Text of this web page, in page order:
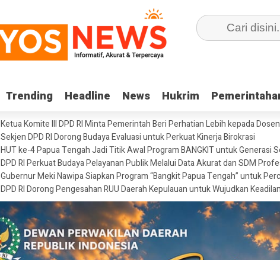
Trending Headline News Hukrim
Trending Headline News Hukrim
Ketua Komite III DPD RI Minta Pemerintah Beri Perhatian Lebih kepada
Sekjen DPD RI Dorong Budaya Evaluasi untuk Perkuat Kinerja Birokrasi
HUT ke-4 Papua Tengah Jadi Titik Awal Program BANGKIT untuk Generasi
DPD RI Perkuat Budaya Pelayanan Publik Melalui Data Akurat dan SDM
Gubernur Meki Nawipa Siapkan Program “Bangkit Papua Tengah” untuk
DPD RI Dorong Pengesahan RUU Daerah Kepulauan untuk Wujudkan